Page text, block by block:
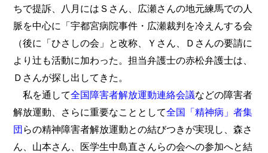
ちで提訴、八月にはＳさん、広瀬さんの地元練馬での人
脈を中心に「宇都宮病院事件・広瀬裁判を冷えんする会
（後に「ひさしの会」と改称、Ｙさん、Ｄさんの要請に
より辻も活動に加わった。担当弁護士の赤松弁護士は、
Ｄさんが探し出してきた。
私を通して全国障害者解放運動連絡会議などの障害者
解放運動、さらに重要なこととして全国「精神病」者集
団らの精神障害者解放運動との結びつきが実現し、森さ
ん、山本さん、医学生中島直さんらの会への参加へと結